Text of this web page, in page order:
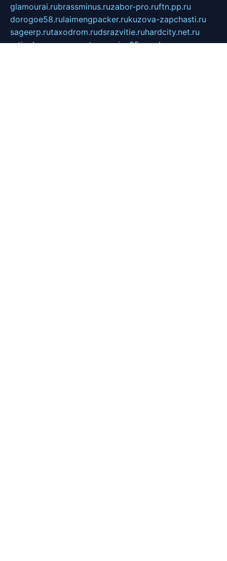
glamourai.rubrassminus.ruzabor-pro.ruftn.pp.ru
dorogoe58.rulaimengpacker.rukuzova-zapchasti.ru
sageerp.rutaxodrom.rudsrazvitie.ruhardcity.net.ru
ratinghomegames.rutopservice25.rugubernyan.ru